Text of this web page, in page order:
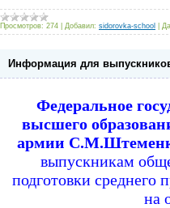
Просмотров: 274 Добавил: sidorovka-school
Информация для
Федеральное
высшего
армии
выпускникам
подготовки среднего
на